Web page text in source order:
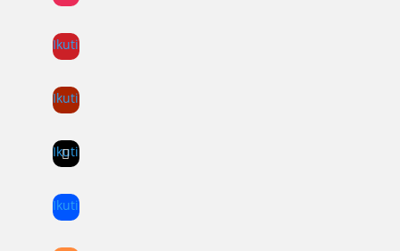
Ikuti
Ikuti
Ikuti
Ikuti